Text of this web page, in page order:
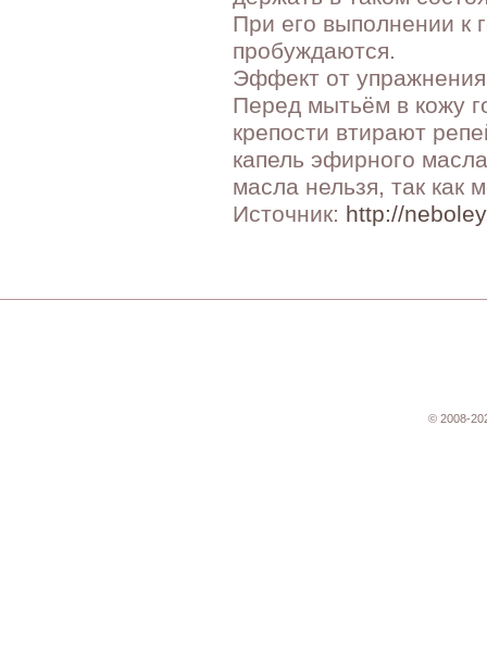
При его выполнении к
пробуждаются.
Эффект от
Перед мытьём в кожу
крепости втирают
капель эфирного
масла нельзя, так как
Источник: http://
© 2008-